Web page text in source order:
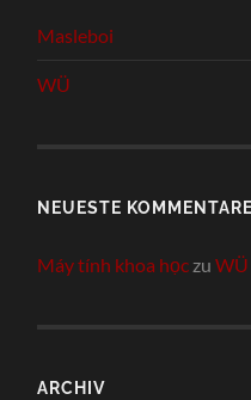
Masleboi
WÜ
NEUESTE KOMMENTARE
Máy tính khoa học zuWÜ
ARCHIV